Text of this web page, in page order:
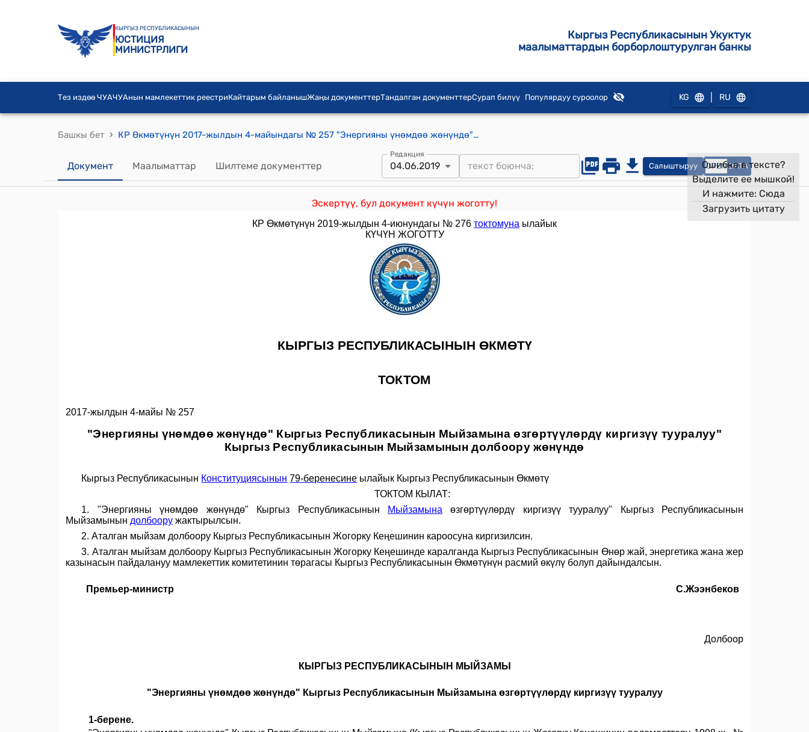
КЫРГЫЗ РЕСПУБЛИКАСЫНЫН
ЮСТИЦИЯ
МИНИСТРЛИГИ
Кыргыз Республикасынын Укуктук
маалыматтардын борборлоштурулган банкы
Тез издөө ЧУАЧУАнын мамлекеттик реестриКайтарым байланышЖаңы документтерТандалган документтерСурап билүү Популярдуу суроолор KG RU
Башкы бет › КР Өкмөтүнүн 2017-жылдын 4-майындагы № 257 "Энергияны үнөмдөө жөнүндө" Кыргыз Республикасынын Мыйзамына өзгөртүүлөрдү киргизүү тууралуу" Кыргыз Республикасынын Мыйзамынын долбоору жөнүндө" токтому
Документ Маалыматтар Шилтеме документтер
Редакция
04.06.2019 Салыштыруу OPEN DATA
Эскертүү, бул документ күчүн жоготту!
Ошибка в тексте?
Выделите ее мышкой!
И нажмите: Сюда
Загрузить цитату